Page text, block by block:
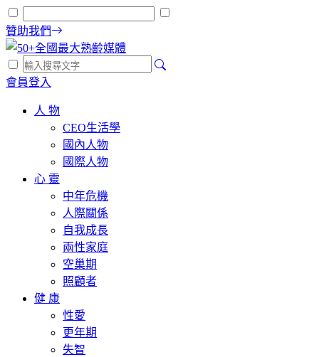
贊助我們
會員登入
人 物
CEO生活學
國內人物
國際人物
心 靈
中年危機
人際關係
自我成長
兩性家庭
空巢期
照顧者
健 康
性愛
更年期
失智